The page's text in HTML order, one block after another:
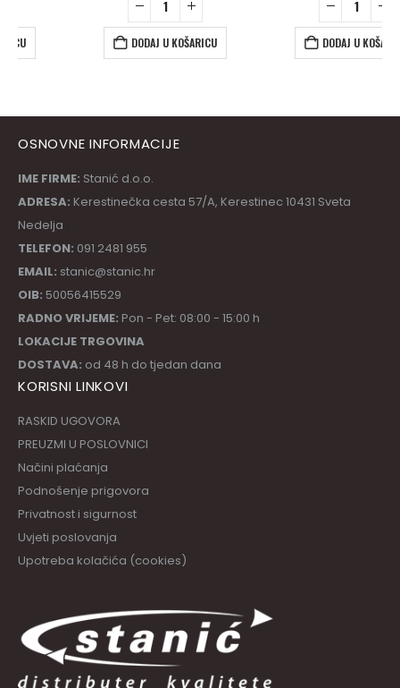
DODAJ U KOŠARICU DODAJ U KOŠARICU
OSNOVNE INFORMACIJE
IME FIRME: Stanić d.o.o.
ADRESA: Kerestinečka cesta 57/A, Kerestinec 10431 Sveta
Nedelja
TELEFON: 091 2481 955
EMAIL: stanic@stanic.hr
OIB: 50056415529
RADNO VRIJEME: Pon - Pet: 08:00 - 15:00 h
LOKACIJE TRGOVINA
DOSTAVA: od 48 h do tjedan dana
KORISNI LINKOVI
RASKID UGOVORA
PREUZMI U POSLOVNICI
Načini plaćanja
Podnošenje prigovora
Privatnost i sigurnost
Uvjeti poslovanja
Upotreba kolačića (cookies)